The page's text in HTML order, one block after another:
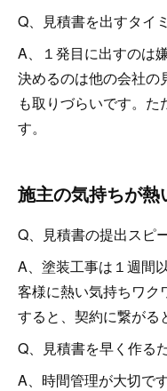
Q、見積書を出すタイ
A、１発目に出すのは
決めるのは他の会社の
も取りづらいです。た
す。
施主の気持ちが熱
Q、見積書の提出スピ
A、塗装工事は１週間
客様に熱い気持ちワク
すると、契約に繋がる
Q、見積書を早く作る
A、時間管理が大切で